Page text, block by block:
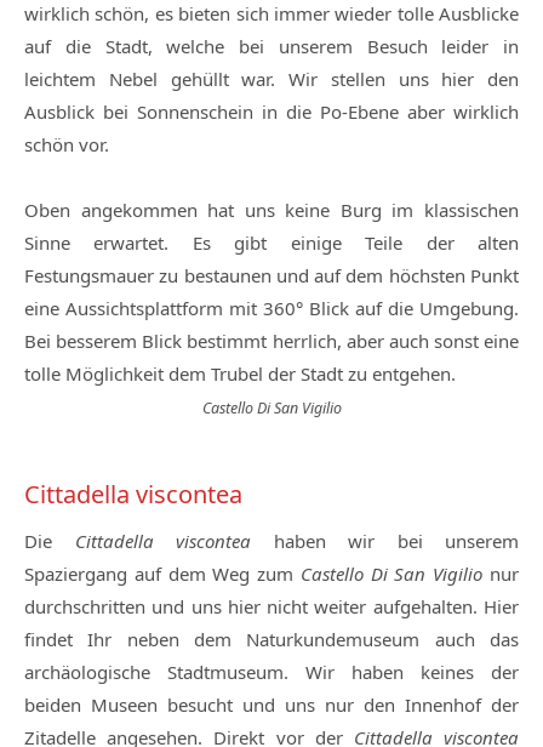
wirklich schön, es bieten sich immer wieder tolle Ausblicke
auf die Stadt, welche bei unserem Besuch leider in
leichtem Nebel gehüllt war. Wir stellen uns hier den
Ausblick bei Sonnenschein in die Po-Ebene aber wirklich
schön vor.
Oben angekommen hat uns keine Burg im klassischen
Sinne erwartet. Es gibt einige Teile der alten
Festungsmauer zu bestaunen und auf dem höchsten Punkt
eine Aussichtsplattform mit 360° Blick auf die Umgebung.
Bei besserem Blick bestimmt herrlich, aber auch sonst eine
tolle Möglichkeit dem Trubel der Stadt zu entgehen.
Castello Di San Vigilio
Cittadella viscontea
Die Cittadella viscontea haben wir bei unserem
Spaziergang auf dem Weg zum Castello Di San Vigilio nur
durchschritten und uns hier nicht weiter aufgehalten. Hier
findet Ihr neben dem Naturkundemuseum auch das
archäologische Stadtmuseum. Wir haben keines der
beiden Museen besucht und uns nur den Innenhof der
Zitadelle angesehen. Direkt vor der Cittadella viscontea